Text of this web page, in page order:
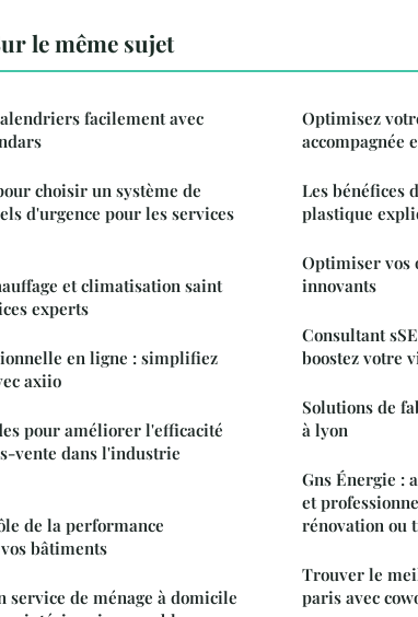
le même sujet
facilement avec
choisir un système de
d'urgence pour les services
et climatisation saint
experts
en ligne : simplifiez
axiio
pour améliorer l'efficacité
vente dans l'industrie
de la performance
bâtiments
service de ménage à domicile
Optimisez
accompagnée
Les bénéfices
plastique
Optimiser vos
innovants
Consultant
boostez votre
Solutions de
à lyon
Gns Énergie :
et
rénovation ou
Trouver le
paris avec